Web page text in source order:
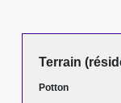
Terrain
Potton